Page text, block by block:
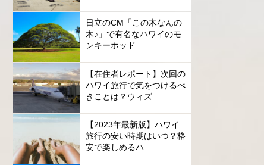
日立のCM「この木なんの
木♪」で有名なハワイのモ
ンキーポッド
【在住者レポート】次回の
ハワイ旅行で気をつけるべ
きことは？ウィズ...
【2023年最新版】ハワイ
旅行の安い時期はいつ？格
安で楽しめるハ...